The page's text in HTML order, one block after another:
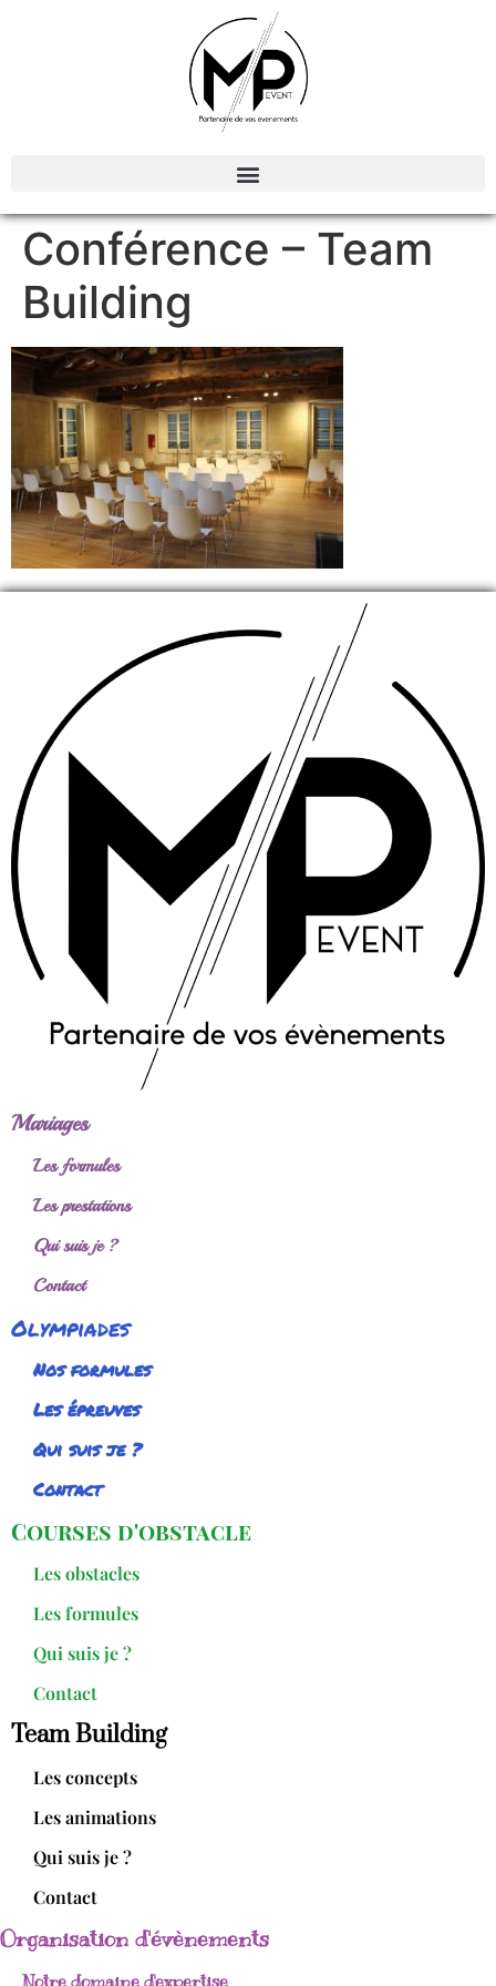
Conférence – Team
Building
Mariages
Les formules
Les prestations
Qui suis je ?
Contact
Olympiades
Nos formules
Les épreuves
Qui suis je ?
Contact
Courses d'obstacle
Les obstacles
Les formules
Qui suis je ?
Contact
Team Building
Les concepts
Les animations
Qui suis je ?
Contact
Organisation d'évènements